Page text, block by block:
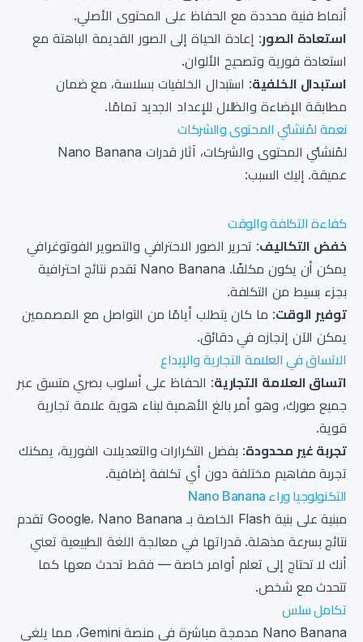
أنماط فنية محددة مع الحفاظ على المحتوى الأصلي.
استعادة الصور: إعادة الحياة إلى الصور القديمة الباهتة مع
استعادة فورية وتصحيح الألوان.
استبدال الخلفية: استبدال الخلفيات بسلاسة، مع ضمان
مطابقة الإضاءة والظلال للإعداد الجديد تمامًا.
نعمة لمُنشئي المحتوى والشركات
لمُنشئي المحتوى والشركات، آثار قدرات Nano Banana
عميقة. إليك السبب:
كفاءة التكلفة والوقت
خفض التكاليف: تحرير الصور الاحترافي والتصوير الفوتوغرافي
يمكن أن يكون مكلفًا. Nano Banana تقدم نتائج احترافية
بجزء بسيط من التكلفة.
توفير الوقت: ما كان يتطلب أيامًا من التواصل مع المصممين
يمكن الآن إنجازه في دقائق.
الاتساق في العلامة التجارية والإبداع
اتساق العلامة التجارية: الحفاظ على أسلوب بصري متسق عبر
جميع صورك، وهو أمر بالغ الأهمية لبناء هوية علامة تجارية
قوية.
تجربة غير محدودة: بفضل التكرارات والتعديلات الفورية، يمكنك
تجربة مفاهيم مختلفة دون أي تكلفة إضافية.
التكنولوجيا وراء Nano Banana
مبنية على بنية Flash الخاصة بـ Google، Nano Banana تقدم
نتائج بسرعة مذهلة. قدراتها في معالجة اللغة الطبيعية تعني
أنك لا تحتاج إلى تعلم أوامر خاصة — فقط تحدث معها كما
تتحدث مع شخص.
تكامل سلس
Nano Banana مدمجة مباشرة في منصة Gemini، مما يلغي